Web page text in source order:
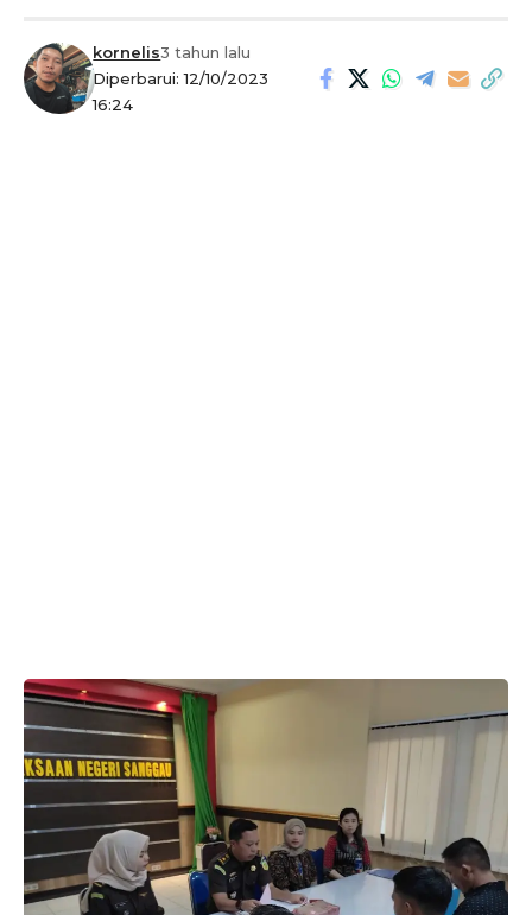
Diperbarui: 12/10/2023
16:24
kornelis3 tahun lalu